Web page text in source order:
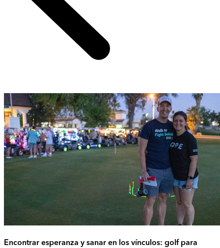
Encontrar esperanza y sanar en los vínculos: golf para